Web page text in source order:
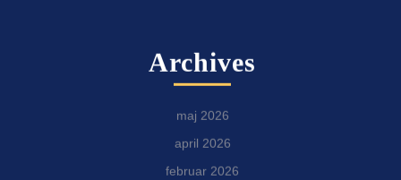
Archives
maj 2026
april 2026
februar 2026